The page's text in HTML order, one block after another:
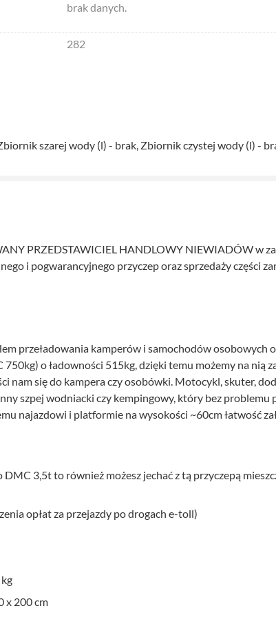
brak danych.
282
Zbiornik czystej wody (l) -
PRZEDSTAWICIEL HANDLOWY NIEWIADÓW w
i pogwarancyjnego przyczep oraz sprzedaży części
przeładowania kamperów i samochodów osobowych
o ładowności 515kg, dzięki temu możemy na nią
nam się do kampera czy osobówki. Motocykl, skuter,
szpej wodniacki czy kempingowy, który bez problemu
najazdowi i platformie na wysokości ~60cm łatwość
DMC 3,5t to również możesz jechać z tą przyczepą
opłat za przejazdy po drogach e-toll)
x 200 cm